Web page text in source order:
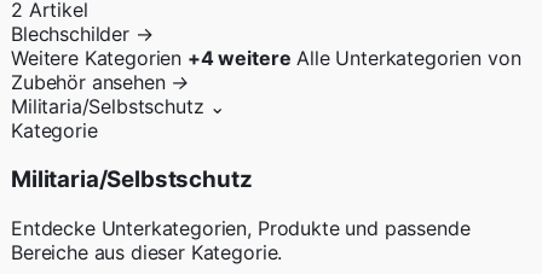
2 Artikel
Blechschilder →
Weitere Kategorien +4 weitere Alle Unterkategorien von
Zubehör ansehen →
Militaria/Selbstschutz ⌄
Kategorie
Militaria/Selbstschutz
Entdecke Unterkategorien, Produkte und passende
Bereiche aus dieser Kategorie.